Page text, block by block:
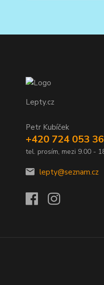
Lepty.cz
Petr Kubíček
+420 724 053
tel. prosím, mezi 9.00 -
lepty@seznam.cz